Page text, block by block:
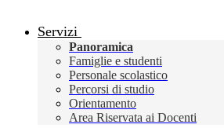
Servizi
Panoramica
Famiglie e studenti
Personale scolastico
Percorsi di studio
Orientamento
Area Riservata ai Docenti